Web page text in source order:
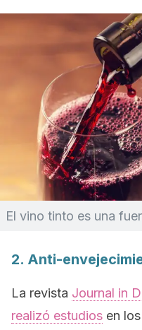
El vino tinto es una
2. Anti-
La revista Journal in
realizó estudios en